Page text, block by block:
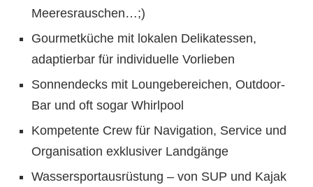
Meeresrauschen…;)
Gourmetküche mit lokalen Delikatessen,
adaptierbar für individuelle Vorlieben
Sonnendecks mit Loungebereichen, Outdoor-
Bar und oft sogar Whirlpool
Kompetente Crew für Navigation, Service und
Organisation exklusiver Landgänge
Wassersportausrüstung – von SUP und Kajak